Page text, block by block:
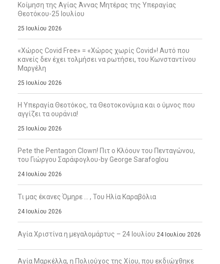
Κοίμηση της Αγίας Άννας Μητέρας της Υπεραγίας
Θεοτόκου-25 Ιουλίου
25 Ιουλίου 2026
«Χώρος Covid Free» = «Χώρος χωρίς Covid»! Αυτό που
κανείς δεν έχει τολμήσει να ρωτήσει, του Κωνσταντίνου
Μαργέλη
25 Ιουλίου 2026
Η Υπεραγία Θεοτόκος, τα Θεοτοκονύμια και ο ύμνος που
αγγίζει τα ουράνια!
25 Ιουλίου 2026
Pete the Pentagon Clown! Πιτ ο Κλόουν του Πενταγώνου,
του Γιώργου Σαράφογλου-by George Sarafoglou
24 Ιουλίου 2026
Τι μας έκανες Όμηρε … , Του Ηλία Καραβόλια
24 Ιουλίου 2026
Αγία Χριστίνα η μεγαλομάρτυς – 24 Ιουλίου 24 Ιουλίου 2026
Αγία Μαρκέλλα, η Πολιούχος της Χίου, που εκδιώχθηκε